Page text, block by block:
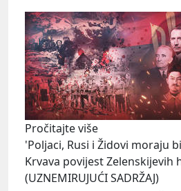
Pročitajte više
'Poljaci, Rusi i Židovi moraju
Krvava povijest Zelenskijevih
(UZNEMIRUJUĆI SADRŽAJ)